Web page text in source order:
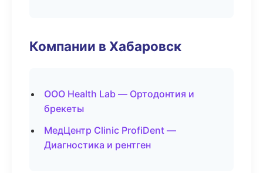
Компании в Хабаровск
ООО Health Lab — Ортодонтия и
брекеты
МедЦентр Clinic ProfiDent —
Диагностика и рентген